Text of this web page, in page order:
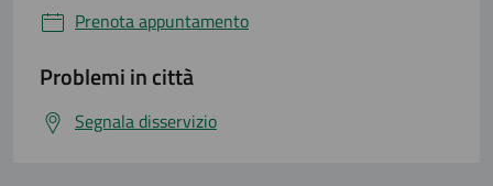
Prenota appuntamento
Problemi in città
Segnala disservizio